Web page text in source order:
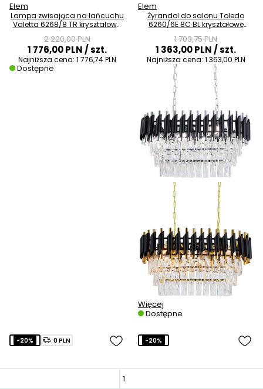
Elem
Lampa zwisająca na łańcuchu
Valetta 6268/8 TR kryształowa
2 220,00 PLN
1 776,00 PLN/ szt.
Najniższa cena: 1 776,74 PLN
Dostępne
Elem
Żyrandol do salonu Toledo
6260/6E 8C BL kryształowe
1 703,75 PLN
1 363,00 PLN/ szt.
Najniższa cena: 1 363,00 PLN
Więcej
Dostępne
-20% 0 PLN -20%